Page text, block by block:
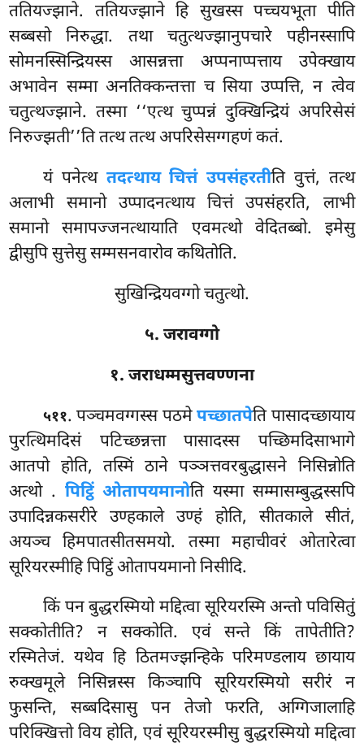
ततियज्झाने. ततियज्झाने हि सुखस्स पच्चयभूता पीति
सब्बसो निरुद्धा. तथा चतुत्थज्झानुपचारे पहीनस्सापि
सोमनस्सिन्द्रियस्स आसन्नत्ता अप्पनाप्पत्ताय उपेक्खाय
अभावेन सम्मा अनतिक्कन्तत्ता च सिया उप्पत्ति, न त्वेव
चतुत्थज्झाने. तस्मा ‘‘एत्थ चुप्पन्नं दुक्खिन्द्रियं अपरिसेसं
निरुज्झती’’ति तत्थ तत्थ अपरिसेसग्गहणं कतं.
यं पनेत्थ तदत्थाय चित्तं उपसंहरतीति वुत्तं, तत्थ
अलाभी समानो उप्पादनत्थाय चित्तं उपसंहरति, लाभी
समानो समापज्जनत्थायाति एवमत्थो वेदितब्बो. इमेसु
द्वीसुपि सुत्तेसु सम्मसनवारोव कथितोति.
सुखिन्द्रियवग्गो चतुत्थो.
५. जरावग्गो
१. जराधम्मसुत्तवण्णना
५११. पञ्चमवग्गस्स पठमेपच्छातपेति पासादच्छायाय
पुरत्थिमदिसं पटिच्छन्नत्ता पासादस्स पच्छिमदिसाभागे
आतपो होति, तस्मिं ठाने पञ्ञत्तवरबुद्धासने निसिन्नोति
अत्थो . पिट्ठिं ओतापयमानोति यस्मा सम्मासम्बुद्धस्सपि
उपादिन्नकसरीरे उण्हकाले उण्हं होति, सीतकाले सीतं,
अयञ्च हिमपातसीतसमयो. तस्मा महाचीवरं ओतारेत्वा
सूरियरस्मीहि पिट्ठिं ओतापयमानो निसीदि.
किं पन बुद्धरस्मियो मद्दित्वा सूरियरस्मि अन्तो पविसितुं
सक्कोतीति? न सक्कोति. एवं सन्ते किं तापेतीति?
रस्मितेजं. यथेव हि ठितमज्झन्हिके परिमण्डलाय छायाय
रुक्खमूले निसिन्नस्स किञ्चापि सूरियरस्मियो सरीरं न
फुसन्ति, सब्बदिसासु पन तेजो फरति, अग्गिजालाहि
परिक्खित्तो विय होति, एवं सूरियरस्मीसु बुद्धरस्मियो मद्दित्वा